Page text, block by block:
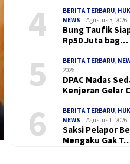
4 BERITA TERBARU
NEWS
Agustus 3, 2026
Bung Taufik
Rp50 Juta bag…
5 BERITA TERBARU
2026
DPAC Madas
Kenjeran Gelar
6 BERITA TERBARU
NEWS
Agustus 1, 2026
Saksi Pelapor
Mengaku Gak